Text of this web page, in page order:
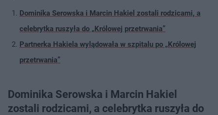
Dominika Serowska i Marcin Hakiel zostali rodzicami, a
celebrytka ruszyła do „Królowej przetrwania”
Partnerka Hakiela wylądowała w szpitalu po „Królowej
przetrwania”
Dominika Serowska i Marcin Hakiel
zostali rodzicami, a celebrytka ruszyła do